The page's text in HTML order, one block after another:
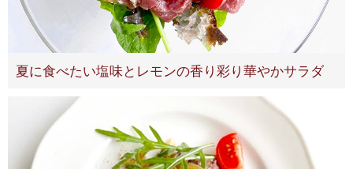
夏に食べたい塩味とレモンの香り彩り華やかサラダ